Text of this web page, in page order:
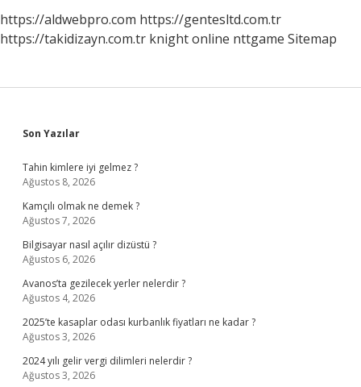
https://aldwebpro.com https://gentesltd.com.tr
https://takidizayn.com.tr knight online nttgame Sitemap
Sidebar
Son Yazılar
Tahin kimlere iyi gelmez ?
Ağustos 8, 2026
Kamçılı olmak ne demek ?
Ağustos 7, 2026
Bilgisayar nasıl açılır dizüstü ?
Ağustos 6, 2026
Avanos’ta gezilecek yerler nelerdir ?
Ağustos 4, 2026
2025’te kasaplar odası kurbanlık fiyatları ne kadar ?
Ağustos 3, 2026
2024 yılı gelir vergi dilimleri nelerdir ?
Ağustos 3, 2026